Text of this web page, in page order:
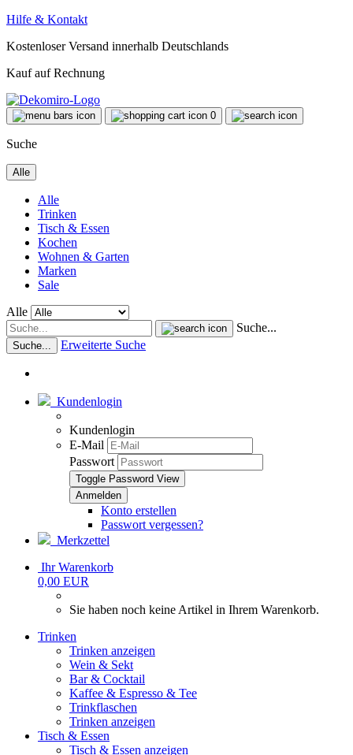
Hilfe & Kontakt
Kostenloser Versand innerhalb Deutschlands
Kauf auf Rechnung
0
Suche
Alle
Alle
Trinken
Tisch & Essen
Kochen
Wohnen & Garten
Marken
Sale
Alle
Suche...
Suche... Erweiterte Suche
Kundenlogin
Kundenlogin
E-Mail
Passwort
Toggle Password View
Konto erstellen
Passwort vergessen?
Merkzettel
Ihr Warenkorb
0,00 EUR
Sie haben noch keine Artikel in Ihrem Warenkorb.
Trinken
Trinken anzeigen
Wein & Sekt
Bar & Cocktail
Kaffee & Espresso & Tee
Trinkflaschen
Trinken anzeigen
Tisch & Essen
Tisch & Essen anzeigen